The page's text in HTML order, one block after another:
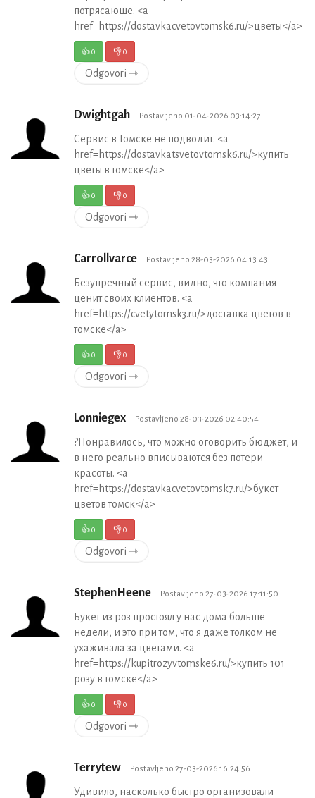
потрясающе. <a
href=https://dostavkacvetovtomsk6.ru/>цветы</a>
👍0 👎0
Odgovori ⇾
Dwightgah Postavljeno 01-04-2026 03:14:27
Сервис в Томске не подводит. <a
href=https://dostavkatsvetovtomsk6.ru/>купить
цветы в томске</a>
👍0 👎0
Odgovori ⇾
Carrollvarce Postavljeno 28-03-2026 04:13:43
Безупречный сервис, видно, что компания
ценит своих клиентов. <a
href=https://cvetytomsk3.ru/>доставка цветов в
томске</a>
👍0 👎0
Odgovori ⇾
Lonniegex Postavljeno 28-03-2026 02:40:54
?Понравилось, что можно оговорить бюджет, и
в него реально вписываются без потери
красоты. <a
href=https://dostavkacvetovtomsk7.ru/>букет
цветов томск</a>
👍0 👎0
Odgovori ⇾
StephenHeene Postavljeno 27-03-2026 17:11:50
Букет из роз простоял у нас дома больше
недели, и это при том, что я даже толком не
ухаживала за цветами. <a
href=https://kupitrozyvtomske6.ru/>купить 101
розу в томске</a>
👍0 👎0
Odgovori ⇾
Terrytew Postavljeno 27-03-2026 16:24:56
Удивило, насколько быстро организовали